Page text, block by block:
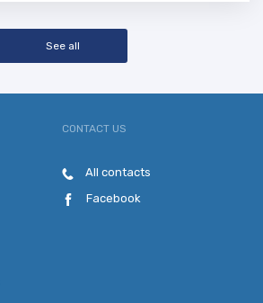
See all
CONTACT US
All contacts
Facebook